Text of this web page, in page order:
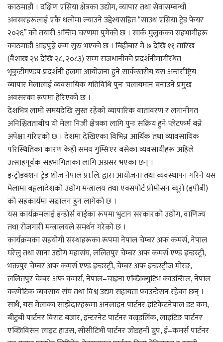
काठमाडौं । दक्षिण एसिया क्षेत्रका उद्योग, व्यापार तथा सेवासम्बन्धी
अवसरहरूलाई एकै थलोमा ल्याउने उद्देश्यसहित “साउथ एसिया ट्रेड फेयर
२०२६” को तयारी अन्तिम चरणमा पुगेको छ । सार्क मुलुकका सहभागीहरू
काठमाडौं आइपुग्ने क्रम सुरु भएको छ । बिहीबार मे ७ देखि ११ तारिख
(वैशाख २४ देखि २८, २०८३) सम्म राजधानीको प्रदर्शनीमार्गस्थित
भृकुटीमण्डप प्रदर्शनी हलमा आयोजना हुने सार्कस्तरीय यस अन्तर्राष्ट्रिय
व्यापार मेलालाई व्यवसायिक गतिविधि पुनः चलायमान बनाउने प्रमुख
अवसरका रूपमा हेरिएको छ ।
देशभित्र लामो समयदेखि सुस्त रहेको व्यापारिक वातावरण र लगानीगत
अनिश्चितताबीच यो मेला निजी क्षेत्रका लागि पुनः सक्रिय हुने प्लेटफर्म बन्ने
अपेक्षा गरिएको छ । देशमा देखिएका विभिन्न आर्थिक तथा व्यावसायिक
परिस्थितिका कारण केही समय गुम्सिएर बसेका व्यवसायीहरू अहिले
उत्साहपूर्वक सहभागिताका लागि अग्रसर भएका छन् ।
इन्ट्रोडक्शन ट्रेड शोज नेपाल प्रा.लि. द्वारा आयोजना तथा व्यवस्थापन गरिने यस
मेलामा बङ्गलादेशको उद्योग मन्त्रालय तथा एक्सपोर्ट प्रोमोसन ब्यूरो (इपीबी)
को सहकार्यमा सञ्चालन हुन लागेको छ ।
यस कार्यक्रमलाई इन्डोर्स वाईका रूपमा भुटान सरकारको उद्योग, वाणिज्य
तथा रोजगारी मन्त्रालयले समर्थन गरेको छ ।
कार्यक्रमका सहयोगी संस्थाहरूका रूपमा नेपाल चेम्बर अफ कमर्स, नेपाल
घरेलु तथा साना उद्योग महासंघ, ललितपुर चेम्बर अफ कमर्स एण्ड इन्डस्ट्री,
भक्तपुर चेम्बर अफ कमर्स एण्ड इन्डस्ट्री, चेम्बर अफ इन्डस्ट्रीज मोरङ,
ललितपुर चेम्बर अफ कमर्स, नेपाल–चाइना एक्जिक्युटिभ काउन्सिल, नेपाल
कस्मेटिक व्यवसाय संघ तथा विश्व उद्यम सहायता फाउन्डेसन रहेका छन् ।
साथै, यस मेलाका साझेदारहरूमा अनलाइन पार्टनर इटिकेटनेपाल डट कम,
बीटुबी पार्टनर विराट बजार, इन्टरनेट पार्टनर वल्र्डलिंक, लाइटिङ पार्टनर
एक्जिविसन लाइट हाउस, सीसीटिभी पार्टनर जोडहनी ग्रुप, ई–कमर्स पार्टनर